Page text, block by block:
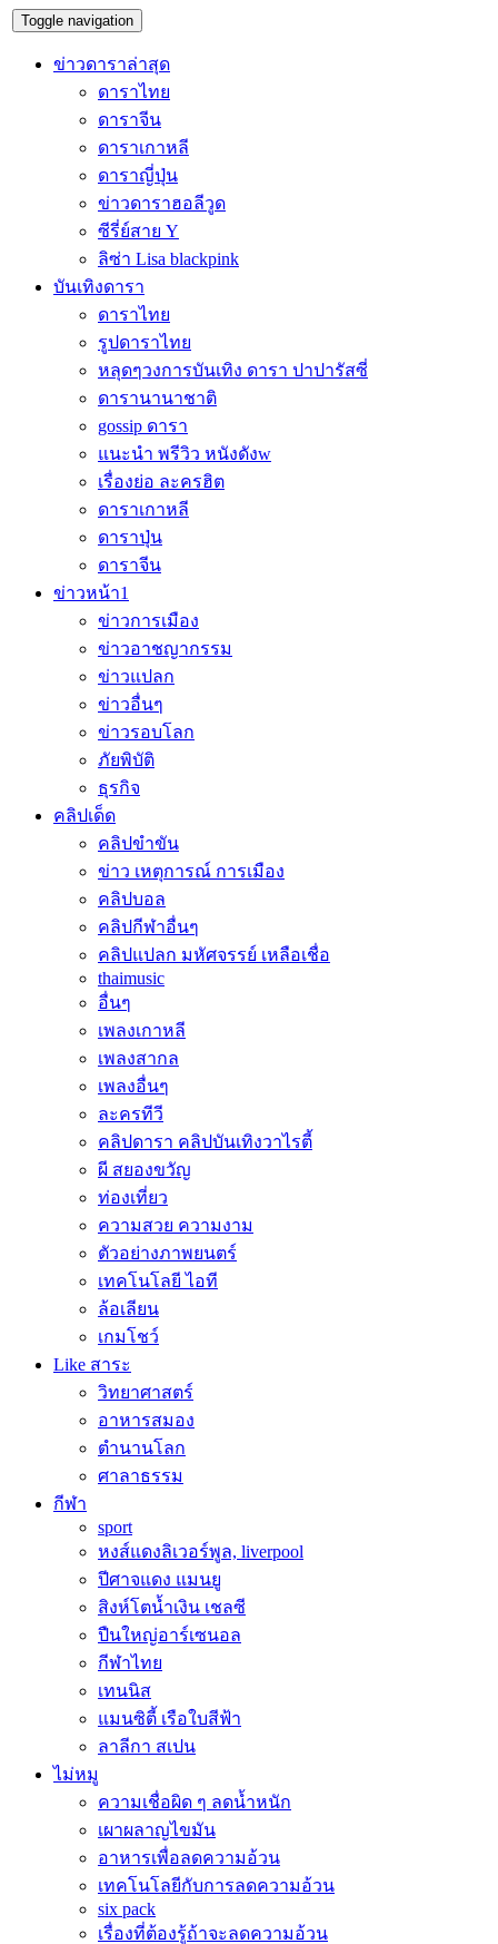
Toggle navigation
ข่าวดาราล่าสุด
ดาราไทย
ดาราจีน
ดาราเกาหลี
ดาราญี่ปุ่น
ข่าวดาราฮอลีวูด
ซีรี่ย์สาย Y
ลิซ่า Lisa blackpink
บันเทิงดารา
ดาราไทย
รูปดาราไทย
หลุดๆวงการบันเทิง ดารา ปาปารัสซี่
ดารานานาชาติ
gossip ดารา
แนะนำ พรีวิว หนังดังw
เรื่องย่อ ละครฮิต
ดาราเกาหลี
ดาราปุ่น
ดาราจีน
ข่าวหน้า1
ข่าวการเมือง
ข่าวอาชญากรรม
ข่าวแปลก
ข่าวอื่นๆ
ข่าวรอบโลก
ภัยพิบัติ
ธุรกิจ
คลิปเด็ด
คลิปขำขัน
ข่าว เหตุการณ์ การเมือง
คลิปบอล
คลิปกีฬาอื่นๆ
คลิปแปลก มหัศจรรย์ เหลือเชื่อ
thaimusic
อื่นๆ
เพลงเกาหลี
เพลงสากล
เพลงอื่นๆ
ละครทีวี
คลิปดารา คลิปบันเทิงวาไรตี้
ผี สยองขวัญ
ท่องเที่ยว
ความสวย ความงาม
ตัวอย่างภาพยนตร์
เทคโนโลยี ไอที
ล้อเลียน
เกมโชว์
Like สาระ
วิทยาศาสตร์
อาหารสมอง
ตำนานโลก
ศาลาธรรม
กีฬา
sport
หงส์แดงลิเวอร์พูล, liverpool
ปีศาจแดง แมนยู
สิงห์โตน้ำเงิน เชลซี
ปืนใหญ่อาร์เซนอล
กีฬาไทย
เทนนิส
แมนซิตี้ เรือใบสีฟ้า
ลาลีกา สเปน
ไม่หมู
ความเชื่อผิด ๆ ลดน้ำหนัก
เผาผลาญไขมัน
อาหารเพื่อลดความอ้วน
เทคโนโลยีกับการลดความอ้วน
six pack
เรื่องที่ต้องรู้ถ้าจะลดความอ้วน